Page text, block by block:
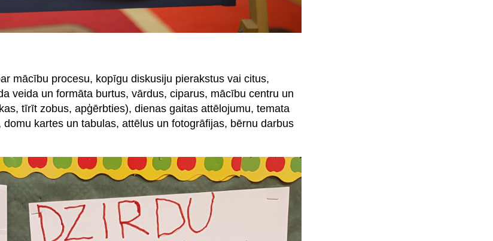
mācību procesu, kopīgu diskusiju pierakstus vai citus,
veida un formāta burtus, vārdus, ciparus, mācību centru un
tīrīt zobus, apģērbties), dienas gaitas attēlojumu, temata
kartes un tabulas, attēlus un fotogrāfijas, bērnu darbus